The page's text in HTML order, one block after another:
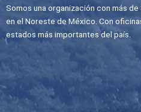
Somos una organización con más
en el Noreste de México. Con
estados más importantes del país.